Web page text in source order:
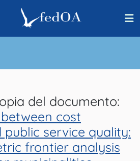
del documento:
cost
service quality:
frontier analysis